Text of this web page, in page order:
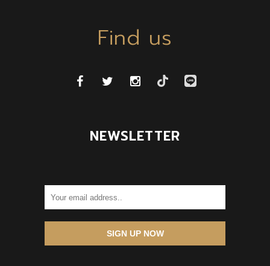
Find us
NEWSLETTER
SIGN UP NOW